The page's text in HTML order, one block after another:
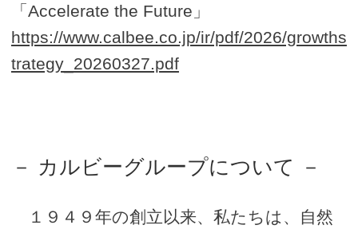
「Accelerate the Future」
https://www.calbee.co.jp/ir/pdf/2026/growths
trategy_20260327.pdf
－ カルビーグループについて －
１９４９年の創立以来、私たちは、自然